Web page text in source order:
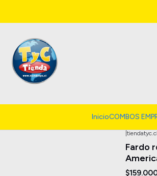
InicioCOMBOS
Ropa Casa
tiendatyc.cl
Fardo